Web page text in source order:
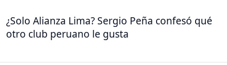
¿Solo Alianza Lima? Sergio Peña confesó qué
otro club peruano le gusta